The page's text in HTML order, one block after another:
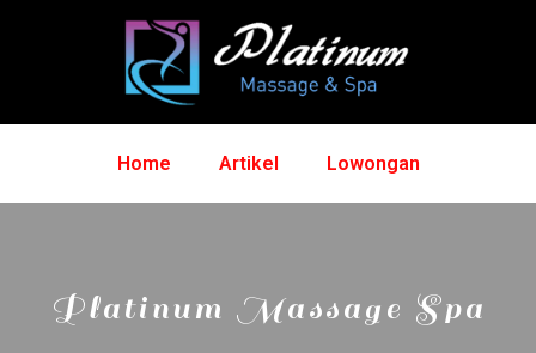
Home Artikel Lowongan
Platinum Massage Spa